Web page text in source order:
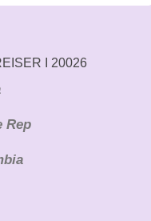
I 20026
Rep